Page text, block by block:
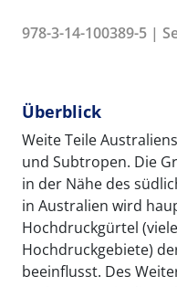
978-3-14-100389-5 |
Überblick
Weite Teile
und Subtropen. Die
in der Nähe des
in Australien wird
Hochdruckgürtel
Hochdruckgebiete)
beeinflusst. Des